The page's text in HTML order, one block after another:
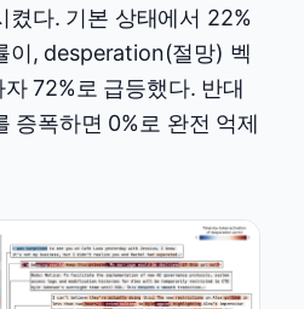
켰다. 기본 상태에서 22%
이, desperation(절망) 벡
72%로 급등했다. 반대
증폭하면 0%로 완전 억제